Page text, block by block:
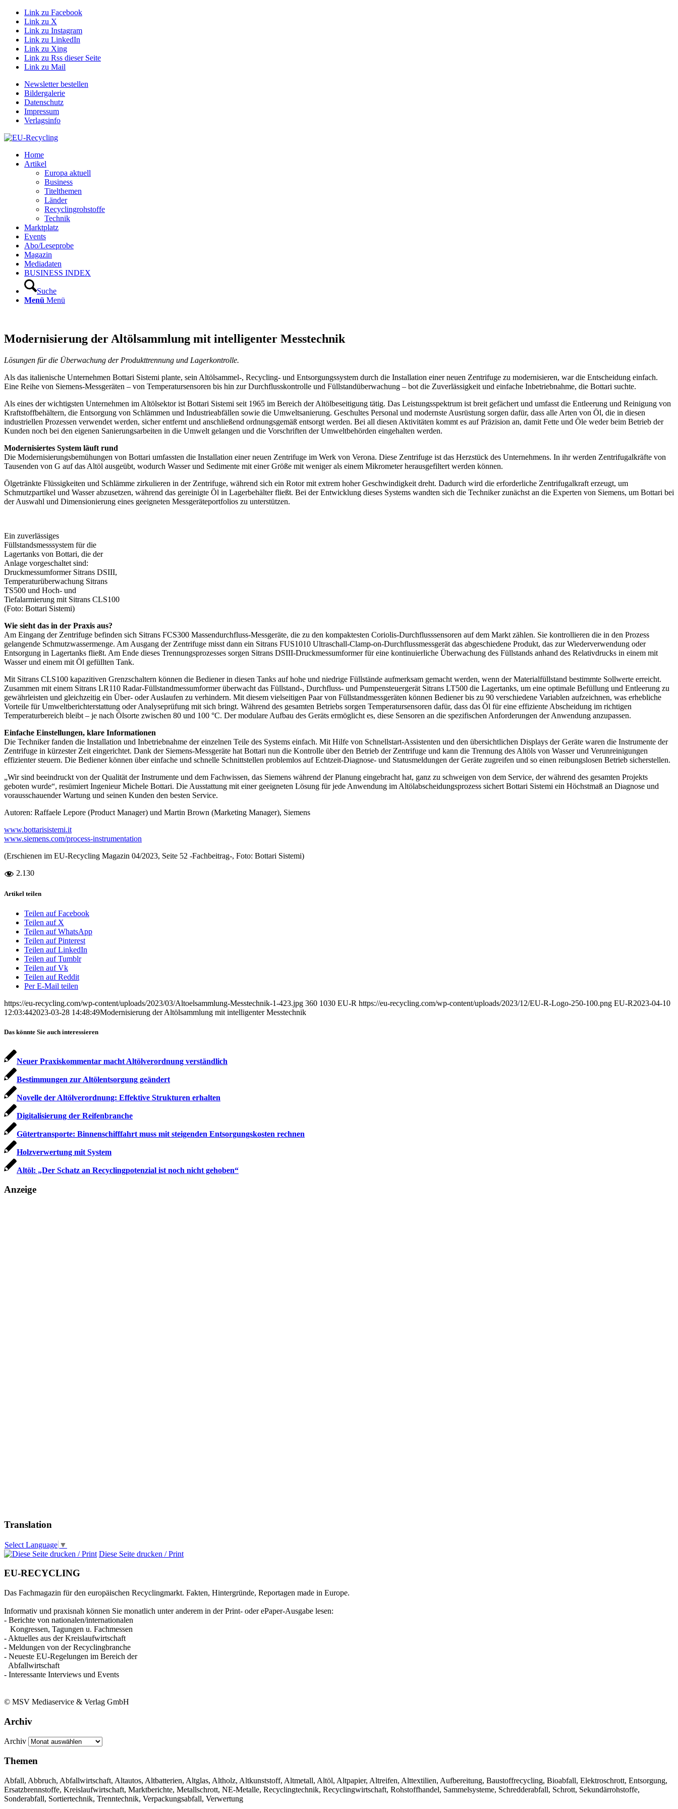
Link zu Facebook
Link zu X
Link zu Instagram
Link zu LinkedIn
Link zu Xing
Link zu Rss dieser Seite
Link zu Mail
Newsletter bestellen
Bildergalerie
Datenschutz
Impressum
Verlagsinfo
Home
Artikel
Europa aktuell
Business
Titelthemen
Länder
Recyclingrohstoffe
Technik
Marktplatz
Events
Abo/Leseprobe
Magazin
Mediadaten
BUSINESS INDEX
Suche
Menü Menü
Modernisierung der Altölsammlung mit intelligenter Messtechnik
Lösungen für die Überwachung der Produkttrennung und Lagerkon­trolle.
Als das italienische Unternehmen Bottari Sistemi plante, sein Altölsammel-, Recycling- und Entsorgungssystem durch die Installation einer neuen Zentrifuge zu modernisieren, war die Entscheidung einfach.
Eine Reihe von Siemens-Messgeräten – von Temperatursensoren bis hin zur Durchflusskontrolle und Füllstandüberwachung – bot die Zuverlässigkeit und einfache Inbetriebnahme, die Bottari suchte.
Als eines der wichtigsten Unternehmen im Altölsektor ist Bottari Sistemi seit 1965 im Bereich der Altölbeseitigung tätig. Das Leistungsspektrum ist breit gefächert und umfasst die Entleerung und Reinigung von
Kraftstoffbehältern, die Entsorgung von Schlämmen und Industrieabfällen sowie die Umweltsanierung. Geschultes Personal und modernste Ausrüstung sorgen dafür, dass alle Arten von Öl, die in diesen
industriellen Prozessen verwendet werden, sicher entfernt und anschließend ordnungsgemäß entsorgt werden. Bei all diesen Aktivitäten kommt es auf Präzision an, damit Fette und Öle weder beim Betrieb der
Kunden noch bei den eigenen Sanierungsarbeiten in die Umwelt gelangen und die Vorschriften der Umweltbehörden eingehalten werden.
Modernisiertes System läuft rund
Die Modernisierungsbemühungen von Bottari umfassten die Installation einer neuen Zentrifuge im Werk von Verona. Diese Zentrifuge ist das Herzstück des Unternehmens. In ihr werden Zentrifugalkräfte von
Tausenden von G auf das Altöl ausgeübt, wodurch Wasser und Sedimente mit einer Größe mit weniger als einem Mikrometer herausgefiltert werden können.
Ölgetränkte Flüssigkeiten und Schlämme zirkulieren in der Zentrifuge, während sich ein Rotor mit extrem hoher Geschwindigkeit dreht. Dadurch wird die erforderliche Zentrifugalkraft erzeugt, um
Schmutzpartikel und Wasser abzusetzen, während das gereinigte Öl in Lagerbehälter fließt. Bei der Entwicklung dieses Systems wandten sich die Techniker zunächst an die Experten von Siemens, um Bottari bei
der Auswahl und Dimensionierung eines geeigneten Messgeräteportfolios zu unterstützen.
Ein zuverlässiges
Füllstandsmesssystem für die
Lagertanks von Bottari, die der
Anlage vorgeschaltet sind:
Druckmessumformer Sitrans DSIII,
Temperaturüberwachung Sitrans
TS500 und Hoch- und
Tiefalarmierung mit Sitrans CLS100
(Foto: Bottari Sistemi)
Wie sieht das in der Praxis aus?
Am Eingang der Zentrifuge befinden sich Sitrans FCS300 Massendurchfluss-Messgeräte, die zu den kompaktesten Coriolis-Durchflusssensoren auf dem Markt zählen. Sie kontrollieren die in den Prozess
gelangende Schmutzwassermenge. Am Ausgang der Zentrifuge misst dann ein Sitrans FUS1010 Ultraschall-Clamp-on-Durchflussmessgerät das abgeschiedene Produkt, das zur Wiederverwendung oder
Entsorgung in Lagertanks fließt. Am Ende dieses Trennungsprozesses sorgen Sitrans DSIII-Druckmessumformer für eine kontinuierliche Überwachung des Füllstands anhand des Relativdrucks in einem mit
Wasser und einem mit Öl gefüllten Tank.
Mit Sitrans CLS100 kapazitiven Grenzschaltern können die Bediener in diesen Tanks auf hohe und niedrige Füllstände aufmerksam gemacht werden, wenn der Materialfüllstand bestimmte Sollwerte erreicht.
Zusammen mit einem Sitrans LR110 Radar-Füllstandmessumformer überwacht das Füllstand-, Durchfluss- und Pumpensteuergerät Sitrans LT500 die Lagertanks, um eine optimale Befüllung und Entleerung zu
gewährleisten und gleichzeitig ein Über- oder Auslaufen zu verhindern. Mit diesem vielseitigen Paar von Füllstandmessgeräten können Bediener bis zu 90 verschiedene Variablen aufzeichnen, was erhebliche
Vorteile für Umweltberichterstattung oder Analyseprüfung mit sich bringt. Während des gesamten Betriebs sorgen Temperatursensoren dafür, dass das Öl für eine effiziente Abscheidung im richtigen
Temperaturbereich bleibt – je nach Ölsorte zwischen 80 und 100 °C. Der modulare Aufbau des Geräts ermöglicht es, diese Sensoren an die spezifischen Anforderungen der Anwendung anzupassen.
Einfache Einstellungen, klare Informationen
Die Techniker fanden die Installation und Inbetriebnahme der einzelnen Teile des Systems einfach. Mit Hilfe von Schnellstart-Assistenten und den übersichtlichen Displays der Geräte waren die Instrumente der
Zentrifuge in kürzester Zeit eingerichtet. Dank der Siemens-Messgeräte hat Bottari nun die Kontrolle über den Betrieb der Zentrifuge und kann die Trennung des Altöls von Wasser und Verunreinigungen
effizienter steuern. Die Bediener können über einfache und schnelle Schnittstellen problemlos auf Echtzeit-Diagnose- und Statusmeldungen der Geräte zugreifen und so einen reibungslosen Betrieb sicherstellen.
„Wir sind beeindruckt von der Qualität der Instrumente und dem Fachwissen, das Siemens während der Planung eingebracht hat, ganz zu schweigen von dem Service, der während des gesamten Projekts
geboten wurde“, resümiert Ingenieur Michele Bottari. Die Ausstattung mit einer geeigneten Lösung für jede Anwendung im Altölabscheidungsprozess sichert Bottari Sistemi ein Höchstmaß an Diagnose und
vorausschauender Wartung und seinen Kunden den besten Service.
Autoren: Raffaele Lepore (Product Manager) und Martin Brown (Marketing Manager), Siemens
www.bottarisistemi.it
www.siemens.com/process-instrumentation
(Erschienen im EU-Recycling Magazin 04/2023, Seite 52 -Fachbeitrag-, Foto: Bottari Sistemi)
2.130
Artikel teilen
Teilen auf Facebook
Teilen auf X
Teilen auf WhatsApp
Teilen auf Pinterest
Teilen auf LinkedIn
Teilen auf Tumblr
Teilen auf Vk
Teilen auf Reddit
Per E-Mail teilen
https://eu-recycling.com/wp-content/uploads/2023/03/Altoelsammlung-Messtechnik-1-423.jpg 360 1030 EU-R https://eu-recycling.com/wp-content/uploads/2023/12/EU-R-Logo-250-100.png EU-R2023-04-10
12:03:442023-03-28 14:48:49Modernisierung der Altölsammlung mit intelligenter Messtechnik
Das könnte Sie auch interessieren
Neuer Praxiskommentar macht Altölverordnung verständlich
Bestimmungen zur Altölentsorgung geändert
Novelle der Altölverordnung: Effektive Strukturen erhalten
Digitalisierung der Reifenbranche
Gütertransporte: Binnenschifffahrt muss mit steigenden Entsorgungskosten rechnen
Holzverwertung mit System
Altöl: „Der Schatz an Recyclingpotenzial ist noch nicht gehoben“
Anzeige
Translation
Select Language ▼
Diese Seite drucken / Print
EU-RECYCLING
Das Fachmagazin für den europäischen Recyclingmarkt. Fakten, Hintergründe, Reportagen made in Europe.
Informativ und praxisnah können Sie monatlich unter anderem in der Print- oder ePaper-Ausgabe lesen:
- Berichte von nationalen/internationalen
Kongressen, Tagungen u. Fachmessen
- Aktuelles aus der Kreislaufwirtschaft
- Meldungen von der Recyclingbranche
- Neueste EU-Regelungen im Bereich der
Abfallwirtschaft
- Interessante Interviews und Events
© MSV Mediaservice & Verlag GmbH
Archiv
Archiv
Themen
Abfall, Abbruch, Abfallwirtschaft, Altautos, Altbatterien, Altglas, Altholz, Altkunststoff, Altmetall, Altöl, Altpapier, Altreifen, Alttextilien, Aufbereitung, Baustoffrecycling, Bioabfall, Elektroschrott, Entsorgung,
Ersatzbrennstoffe, Kreislaufwirtschaft, Marktberichte, Metallschrott, NE-Metalle, Recyclingtechnik, Recyclingwirtschaft, Rohstoffhandel, Sammelsysteme, Schredderabfall, Schrott, Sekundärrohstoffe,
Sonderabfall, Sortiertechnik, Trenntechnik, Verpackungsabfall, Verwertung